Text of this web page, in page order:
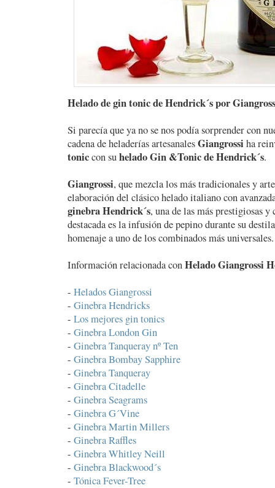
Helado de gin tonic de Hendrick´s por
Si parecía que ya no se nos podía sorprender con
cadena de heladerías artesanalesGiangrossi ha
toniccon suhelado Gin &Tonic de Hendrick´s.
Giangrossi, que mezcla los más tradicionales y
elaboración del clásico helado italiano con
ginebra Hendrick´s, una de las más prestigiosas
destacada es la infusión de pepino durante su
homenaje a uno de los combinados más universales.
Información relacionada conHelado Giangrossi
- Helados Giangrossi
- Ginebra Hendricks
- Los mejores gin tonics
- Ginebra London Gin
- Ginebra Tanqueray nº Ten
- Ginebra Bombay Sapphire
- Ginebra Tanqueray
- Ginebra Citadelle
- Ginebra Seagrams
- Ginebra G´Vine
- Ginebra Martin Millers
- Ginebra Raffles
- Ginebra Whitley Neill
- Ginebra Blackwood´s
- Tónica Fever-Tree